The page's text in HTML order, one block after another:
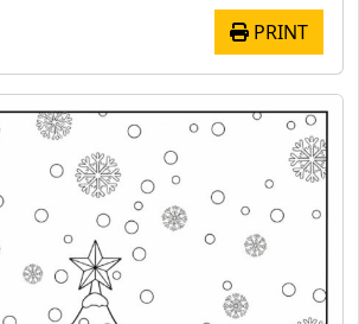
PRINT